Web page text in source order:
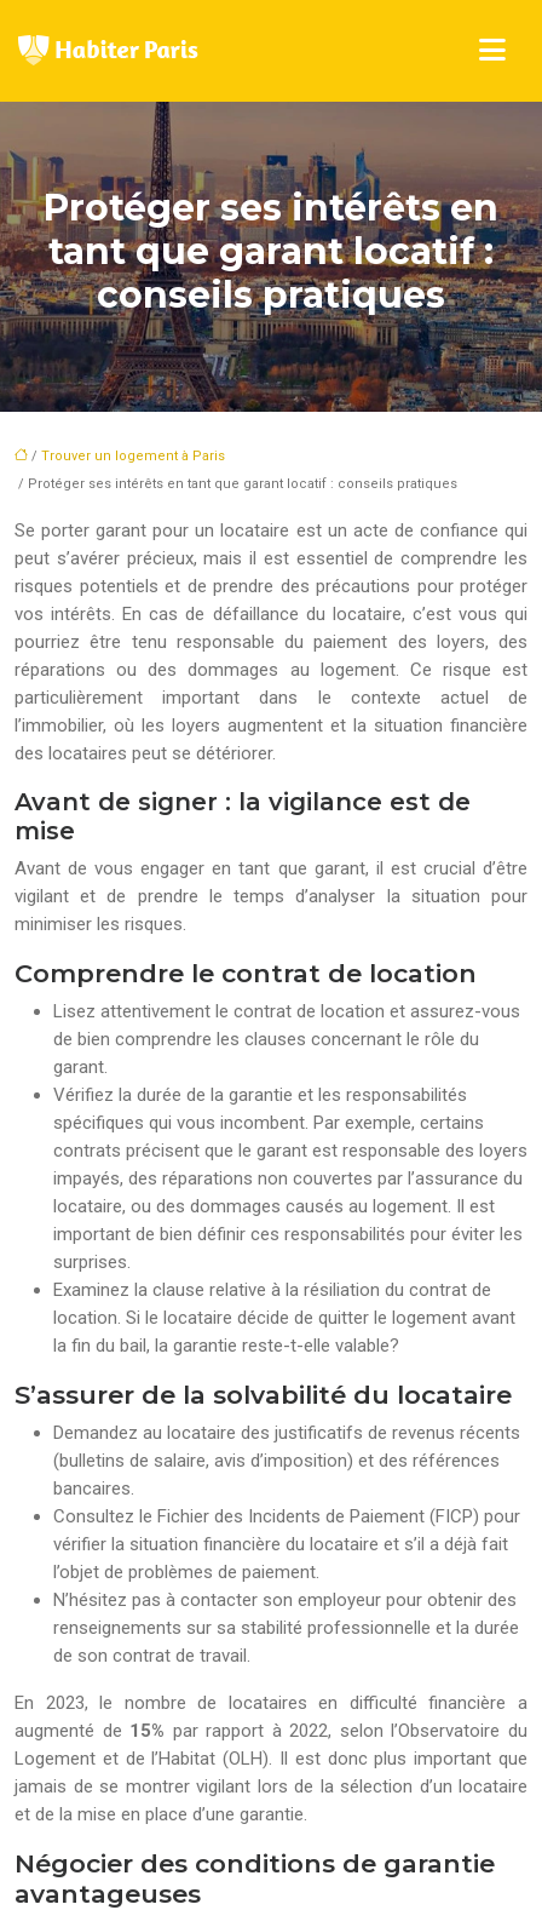
Protéger ses intérêts en
tant que garant locatif :
conseils pratiques
/ Trouver un logement à Paris
/ Protéger ses intérêts en tant que garant locatif : conseils pratiques
Se porter garant pour un locataire est un acte de confiance qui
peut s’avérer précieux, mais il est essentiel de comprendre les
risques potentiels et de prendre des précautions pour protéger
vos intérêts. En cas de défaillance du locataire, c’est vous qui
pourriez être tenu responsable du paiement des loyers, des
réparations ou des dommages au logement. Ce risque est
particulièrement important dans le contexte actuel de
l’immobilier, où les loyers augmentent et la situation financière
des locataires peut se détériorer.
Avant de signer : la vigilance est de
mise
Avant de vous engager en tant que garant, il est crucial d’être
vigilant et de prendre le temps d’analyser la situation pour
minimiser les risques.
Comprendre le contrat de location
Lisez attentivement le contrat de location et assurez-vous
de bien comprendre les clauses concernant le rôle du
garant.
Vérifiez la durée de la garantie et les responsabilités
spécifiques qui vous incombent. Par exemple, certains
contrats précisent que le garant est responsable des loyers
impayés, des réparations non couvertes par l’assurance du
locataire, ou des dommages causés au logement. Il est
important de bien définir ces responsabilités pour éviter les
surprises.
Examinez la clause relative à la résiliation du contrat de
location. Si le locataire décide de quitter le logement avant
la fin du bail, la garantie reste-t-elle valable?
S’assurer de la solvabilité du locataire
Demandez au locataire des justificatifs de revenus récents
(bulletins de salaire, avis d’imposition) et des références
bancaires.
Consultez le Fichier des Incidents de Paiement (FICP) pour
vérifier la situation financière du locataire et s’il a déjà fait
l’objet de problèmes de paiement.
N’hésitez pas à contacter son employeur pour obtenir des
renseignements sur sa stabilité professionnelle et la durée
de son contrat de travail.
En 2023, le nombre de locataires en difficulté financière a
augmenté de 15% par rapport à 2022, selon l’Observatoire du
Logement et de l’Habitat (OLH). Il est donc plus important que
jamais de se montrer vigilant lors de la sélection d’un locataire
et de la mise en place d’une garantie.
Négocier des conditions de garantie
avantageuses